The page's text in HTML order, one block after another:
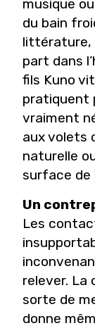
musique
du bain
littérature,
part dans
fils Kuno
pratiquent
vraiment
aux volets
naturelle
surface de
Un
Les
relever. La
sorte de
donne